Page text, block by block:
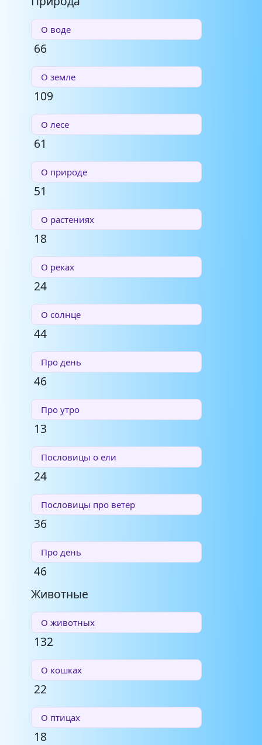
О воде
66
О земле
109
О лесе
61
О природе
51
О растениях
18
О реках
24
О солнце
44
Про день
46
Про утро
13
Пословицы о ели
24
Пословицы про ветер
36
Про день
46
Животные
О животных
132
О кошках
22
О птицах
18